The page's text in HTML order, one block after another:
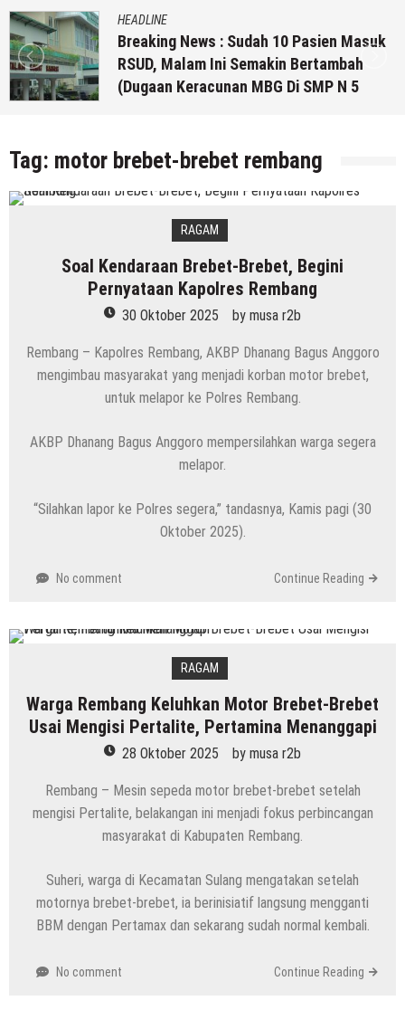
Masuk
N 5
94 Siswa Tidak Masuk
Izin !! Diare Massal Di SMP
5 Agustus 2026 bymusa r2b
Tag: motor brebet-brebet rembang
RAGAM
Soal Kendaraan Brebet-Brebet, Begini
Pernyataan Kapolres Rembang
30 Oktober 2025 by musa r2b
Rembang – Kapolres Rembang, AKBP Dhanang Bagus Anggoro
mengimbau masyarakat yang menjadi korban motor brebet,
untuk melapor ke Polres Rembang.
AKBP Dhanang Bagus Anggoro mempersilahkan warga segera
melapor.
“Silahkan lapor ke Polres segera,” tandasnya, Kamis pagi (30
Oktober 2025).
No comment Continue Reading
RAGAM
Warga Rembang Keluhkan Motor Brebet-Brebet
Usai Mengisi Pertalite, Pertamina Menanggapi
28 Oktober 2025 by musa r2b
Rembang – Mesin sepeda motor brebet-brebet setelah
mengisi Pertalite, belakangan ini menjadi fokus perbincangan
masyarakat di Kabupaten Rembang.
Suheri, warga di Kecamatan Sulang mengatakan setelah
motornya brebet-brebet, ia berinisiatif langsung mengganti
BBM dengan Pertamax dan sekarang sudah normal kembali.
No comment Continue Reading